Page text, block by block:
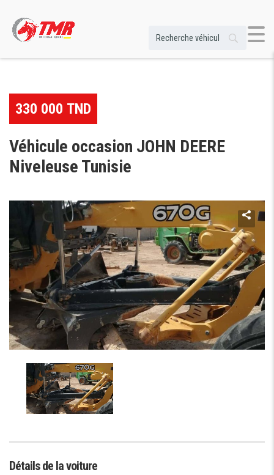
330 000 TND
Véhicule occasion JOHN DEERE
Niveleuse Tunisie
Détails de la voiture